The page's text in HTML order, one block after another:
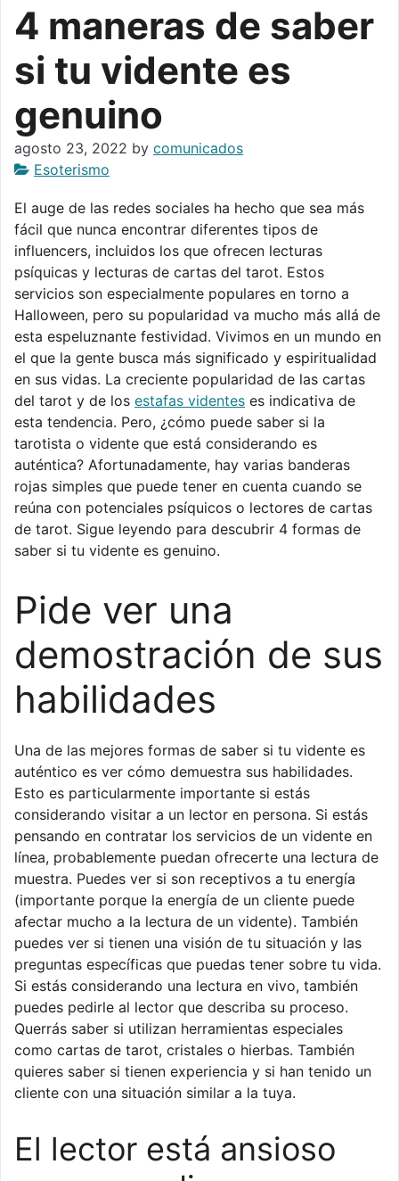
4 maneras de saber
si tu vidente es
genuino
agosto 23, 2022 by comunicados
Esoterismo
El auge de las redes sociales ha hecho que sea más
fácil que nunca encontrar diferentes tipos de
influencers, incluidos los que ofrecen lecturas
psíquicas y lecturas de cartas del tarot. Estos
servicios son especialmente populares en torno a
Halloween, pero su popularidad va mucho más allá de
esta espeluznante festividad. Vivimos en un mundo en
el que la gente busca más significado y espiritualidad
en sus vidas. La creciente popularidad de las cartas
del tarot y de los estafas videntes es indicativa de
esta tendencia. Pero, ¿cómo puede saber si la
tarotista o vidente que está considerando es
auténtica? Afortunadamente, hay varias banderas
rojas simples que puede tener en cuenta cuando se
reúna con potenciales psíquicos o lectores de cartas
de tarot. Sigue leyendo para descubrir 4 formas de
saber si tu vidente es genuino.
Pide ver una
demostración de sus
habilidades
Una de las mejores formas de saber si tu vidente es
auténtico es ver cómo demuestra sus habilidades.
Esto es particularmente importante si estás
considerando visitar a un lector en persona. Si estás
pensando en contratar los servicios de un vidente en
línea, probablemente puedan ofrecerte una lectura de
muestra. Puedes ver si son receptivos a tu energía
(importante porque la energía de un cliente puede
afectar mucho a la lectura de un vidente). También
puedes ver si tienen una visión de tu situación y las
preguntas específicas que puedas tener sobre tu vida.
Si estás considerando una lectura en vivo, también
puedes pedirle al lector que describa su proceso.
Querrás saber si utilizan herramientas especiales
como cartas de tarot, cristales o hierbas. También
quieres saber si tienen experiencia y si han tenido un
cliente con una situación similar a la tuya.
El lector está ansioso